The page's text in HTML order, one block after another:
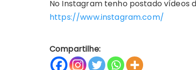
No Instagram tenho postado vídeos
https://www.instagram.com/
Compartilhe: